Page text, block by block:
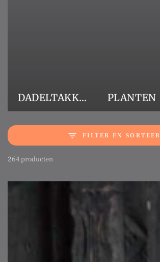
DADELTAKKEN PLANTEN
FILTER EN SORTEER
264 producten